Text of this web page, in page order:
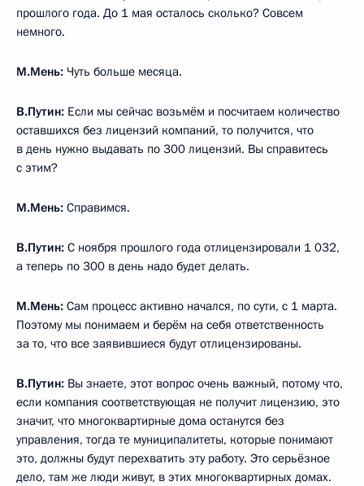
прошлого года. До 1 мая осталось сколько? Совсем
немного.
М.Мень: Чуть больше месяца.
В.Путин: Если мы сейчас возьмём и посчитаем количество
оставшихся без лицензий компаний, то получится, что
в день нужно выдавать по 300 лицензий. Вы справитесь
с этим?
М.Мень: Справимся.
В.Путин: С ноября прошлого года отлицензировали 1 032,
а теперь по 300 в день надо будет делать.
М.Мень: Сам процесс активно начался, по сути, с 1 марта.
Поэтому мы понимаем и берём на себя ответственность
за то, что все заявившиеся будут отлицензированы.
В.Путин: Вы знаете, этот вопрос очень важный, потому что,
если компания соответствующая не получит лицензию, это
значит, что многоквартирные дома останутся без
управления, тогда те муниципалитеты, которые понимают
это, должны будут перехватить эту работу. Это серьёзное
дело, там же люди живут, в этих многоквартирных домах.